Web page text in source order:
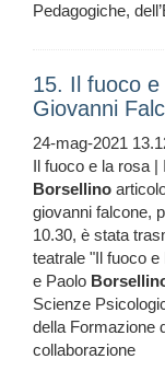
Pedagogiche,
15. Il fuoco
Giovanni
24-mag-2021
Il fuoco e la rosa
Borsellino
giovanni falcone,
10.30, è stata
teatrale "Il fuoco
e Paolo
Scienze
della Formazione
collaborazione